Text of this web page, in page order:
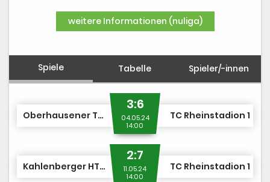
weitere Informationen (nuliga)
Spiele Tabelle Spieler/-innen
Oberhausener THC 1
3:6
04.05.24
14:00
TC Rheinstadion 1
Kahlenberger HTC 1
2:7
11.05.24
14:00
TC Rheinstadion 1